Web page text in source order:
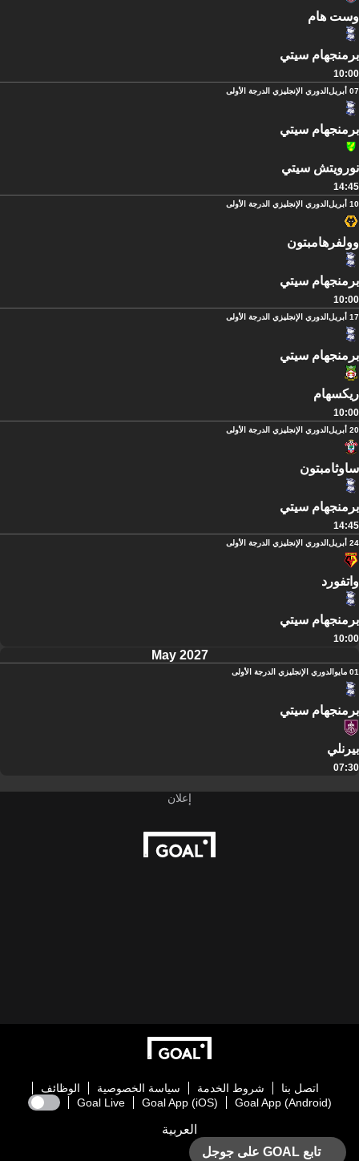
وست هام
برمنجهام سيتي
10:00
07 أبريل الدوري الإنجليزي الدرجة الأولى
برمنجهام سيتي
نورويتش سيتي
14:45
10 أبريل الدوري الإنجليزي الدرجة الأولى
وولفرهامبتون
برمنجهام سيتي
10:00
17 أبريل الدوري الإنجليزي الدرجة الأولى
برمنجهام سيتي
ريكسهام
10:00
20 أبريل الدوري الإنجليزي الدرجة الأولى
ساوثامبتون
برمنجهام سيتي
14:45
24 أبريل الدوري الإنجليزي الدرجة الأولى
واتفورد
برمنجهام سيتي
10:00
May 2027
01 مايو الدوري الإنجليزي الدرجة الأولى
برمنجهام سيتي
بيرنلي
07:30
اتصل بنا شروط الخدمة سياسة الخصوصية
الوظائف
Goal App (Android)
Goal App (iOS)
Goal Live
العربية
تابع GOAL على جوجل